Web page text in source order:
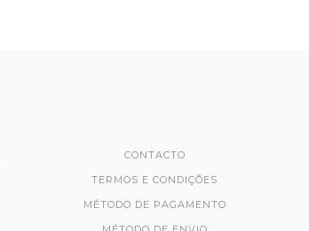
CONTACTO
TERMOS E CONDIÇÕES
MÉTODO DE PAGAMENTO